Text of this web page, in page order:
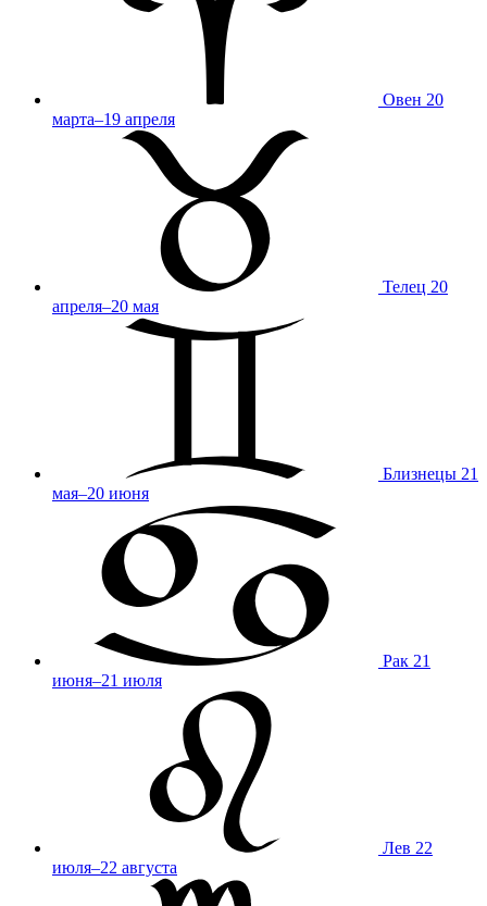
Овен 20
марта–19 апреля
Телец 20
апреля–20 мая
Близнецы 21
мая–20 июня
Рак 21
июня–21 июля
Лев 22
июля–22 августа